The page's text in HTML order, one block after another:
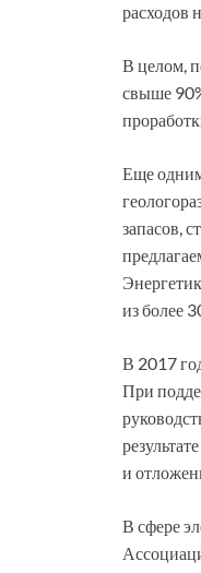
расходов
В целом,
свыше
Еще
запасов,
из более
В 2017
При
и
В сфере